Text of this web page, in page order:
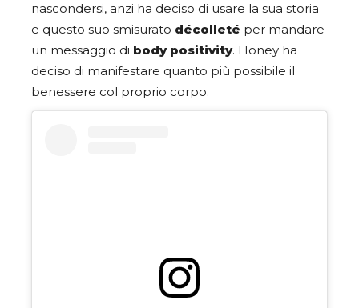
nascondersi, anzi ha deciso di usare la sua storia
e questo suo smisurato décolleté per mandare
un messaggio di body positivity. Honey ha
deciso di manifestare quanto più possibile il
benessere col proprio corpo.